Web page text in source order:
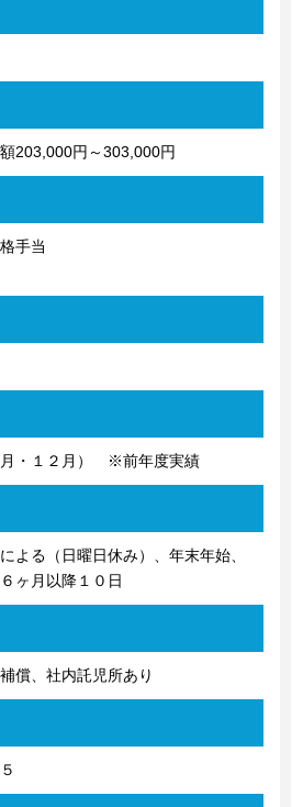
203,000円～303,000円
手当
月・１２月） ※前年度実績
よる（日曜日休み）、年末年始、
ヶ月以降１０日
償、社内託児所あり